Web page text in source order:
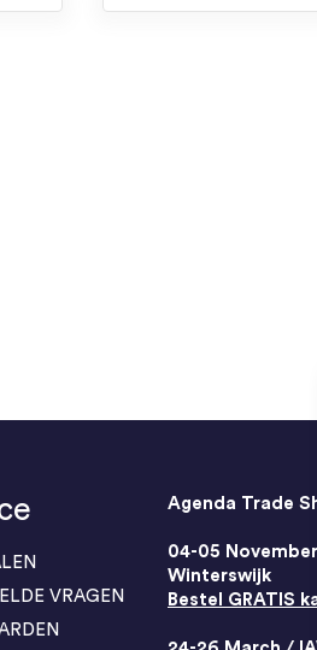
VRAGEN
Agenda Trade
04-05 November
Winterswijk
Bestel GRATIS